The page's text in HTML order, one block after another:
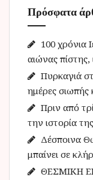
σ
η
γ
ι
α
Πρόσφατα
100 χρόνια
αιώνας
Πυρκαγιά
ημέρες
Πριν από
την ιστορία της
Δέσποινα
μπαίνει σε
ΘΕΣΜΙΚΗ